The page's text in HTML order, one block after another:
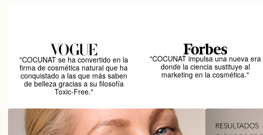
"COCUNAT se ha convertido en la
firma de cosmética natural que ha
conquistado a las que más saben
de belleza gracias a su filosofía
Toxic-Free."
"COCUNAT impulsa una nueva era
donde la ciencia sustituye al
marketing en la cosmética."